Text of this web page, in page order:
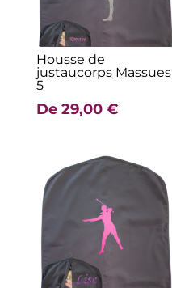
Housse de
justaucorps Massues
5
De 29,00 €